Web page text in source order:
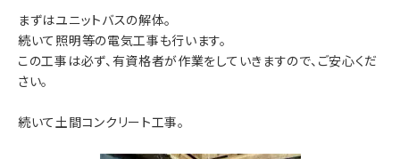
まずはユニットバスの解体。
続いて照明等の電気工事も行います。
この工事は必ず、有資格者が作業をしていきますので、ご安心くだ
さい。
続いて土間コンクリート工事。